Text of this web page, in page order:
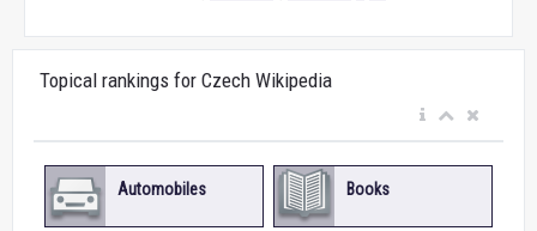
Topical rankings for Czech Wikipedia
Automobiles Books